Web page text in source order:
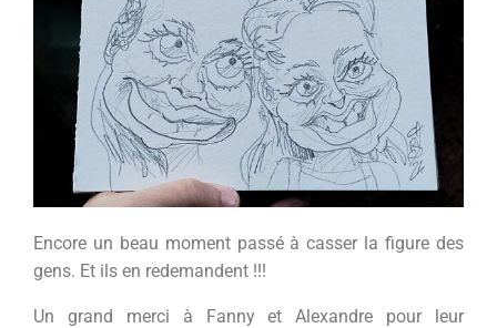
Encore un beau moment passé à casser la figure des
gens. Et ils en redemandent !!!
Un grand merci à Fanny et Alexandre pour leur